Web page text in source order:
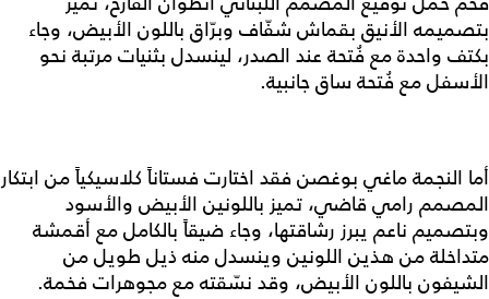
بتصميمه الأنيق بقماش شفّاف وبرّاق باللون الأبيض، وجاء
بكتف واحدة مع فُتحة عند الصدر، لينسدل بثنيات مرتبة نحو
الأسفل مع فُتحة ساق جانبية.
أما النجمة ماغي بوغصن فقد اختارت فستاناً كلاسيكياً من ابتكار
المصمم رامي قاضي، تميز باللونين الأبيض والأسود
وبتصميم ناعم يبرز رشاقتها، وجاء ضيقاً بالكامل مع أقمشة
متداخلة من هذين اللونين وينسدل منه ذيل طويل من
الشيفون باللون الأبيض، وقد نسّقته مع مجوهرات فخمة.